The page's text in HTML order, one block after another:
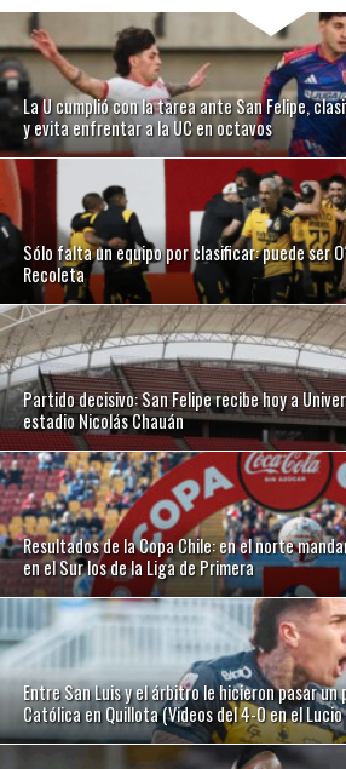
La U cumplió con la tarea ante San Felipe,
y evita enfrentar a la UC en octavos
Sólo falta un equipo por clasificar: puede ser
Recoleta
Partido decisivo: San Felipe recibe hoy a
estadio Nicolás Chauán
Resultados de la Copa Chile: en el norte
en el Sur los de la Liga de Primera
Entre San Luis y el árbitro le hicieron pasar un
Católica en Quillota (Videos del 4-0 en el Lucio